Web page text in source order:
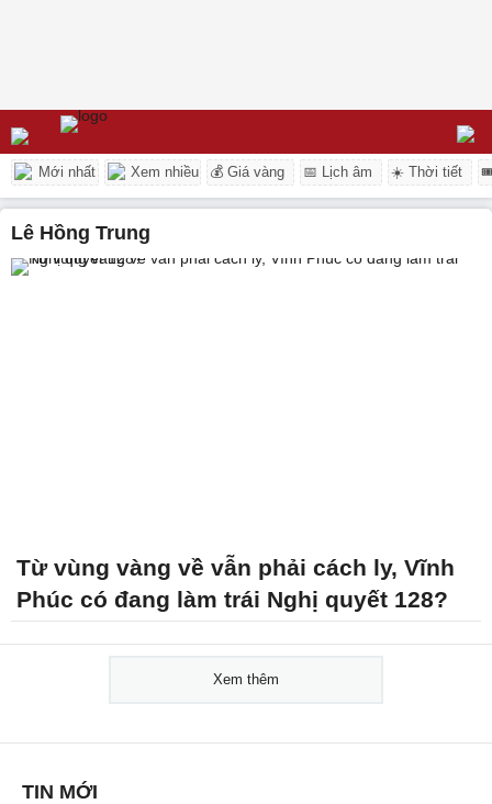
Mới nhất Xem nhiều 💰 Giá vàng 📅 Lịch âm ☀️ Thời tiết
Lê Hồng Trung
Từ vùng vàng về vẫn phải cách ly, Vĩnh
Phúc có đang làm trái Nghị quyết 128?
Xem thêm
TIN MỚI